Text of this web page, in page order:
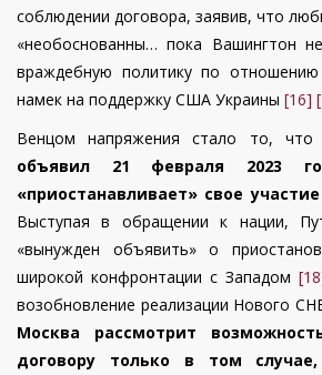
соблюдении договора, заявив, что
«необоснованны… пока Вашингтон
враждебную политику по
намек на поддержку США Украины [16]
Венцом напряжения стало то, что
объявил 21 февраля 2023
«приостанавливает» свое
Выступая в обращении к нации,
«вынужден объявить» о
широкой конфронтации с Западом
возобновление реализации Нового
Москва рассмотрит
договору только в том